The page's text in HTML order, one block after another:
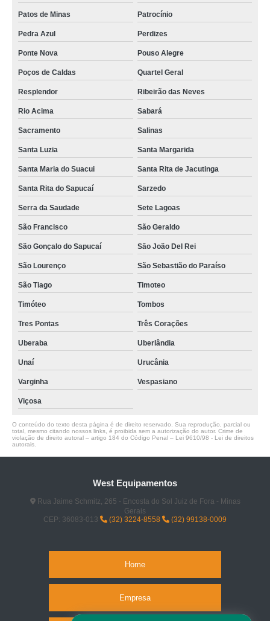
Patos de Minas Patrocínio
Pedra Azul Perdizes
Ponte Nova Pouso Alegre
Poços de Caldas Quartel Geral
Resplendor Ribeirão das Neves
Rio Acima Sabará
Sacramento Salinas
Santa Luzia Santa Margarida
Santa Maria do Suacui Santa Rita de Jacutinga
Santa Rita do Sapucaí Sarzedo
Serra da Saudade Sete Lagoas
São Francisco São Geraldo
São Gonçalo do Sapucaí São João Del Rei
São Lourenço São Sebastião do Paraíso
São Tiago Timoteo
Timóteo Tombos
Tres Pontas Três Corações
Uberaba Uberlândia
Unaí Urucânia
Varginha Vespasiano
Viçosa
O conteúdo do texto desta página é de direito reservado. Sua reprodução, parcial ou
total, mesmo citando nossos links, é proibida sem a autorização do autor. Crime de
violação de direito autoral – artigo 184 do Código Penal – Lei 9610/98 - Lei de direitos
autorais
West Equipamentos
Rua Jaime Schmitz, 265 - Encosta do Sol Juiz de Fora - Minas
Gerais
CEP: 36083-013
(32) 3224-8558 (32) 99138-0009
Home
Empresa